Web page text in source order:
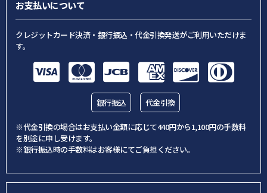
お支払いについて
クレジットカード決済・銀行振込・代金引換発送がご利用いただけま
す。
銀行振込 代金引換
※代金引換の場合はお支払い金額に応じて440円から1,100円の手数料
を別途に申し受けます。
※銀行振込時の手数料はお客様にてご負担ください。